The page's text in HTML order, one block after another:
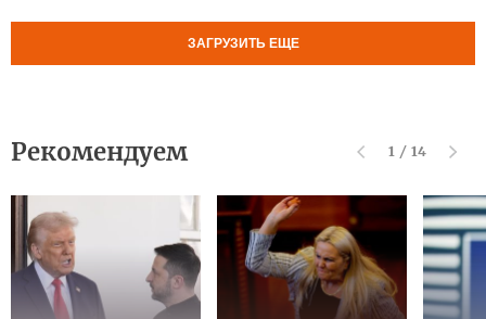
ЗАГРУЗИТЬ ЕЩЕ
Рекомендуем 1 / 14